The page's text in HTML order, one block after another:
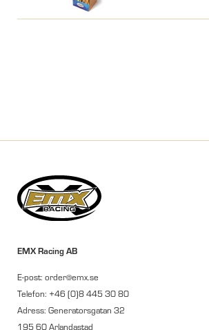
EMX Racing AB
E-post: order@emx.se
Telefon: +46 (0)8 445 30 80
Adress: Generatorsgatan 32
195 60 Arlandastad